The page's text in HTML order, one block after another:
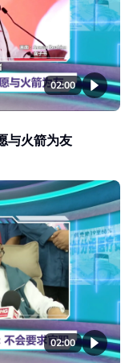
02:00
与火箭为友
02:00